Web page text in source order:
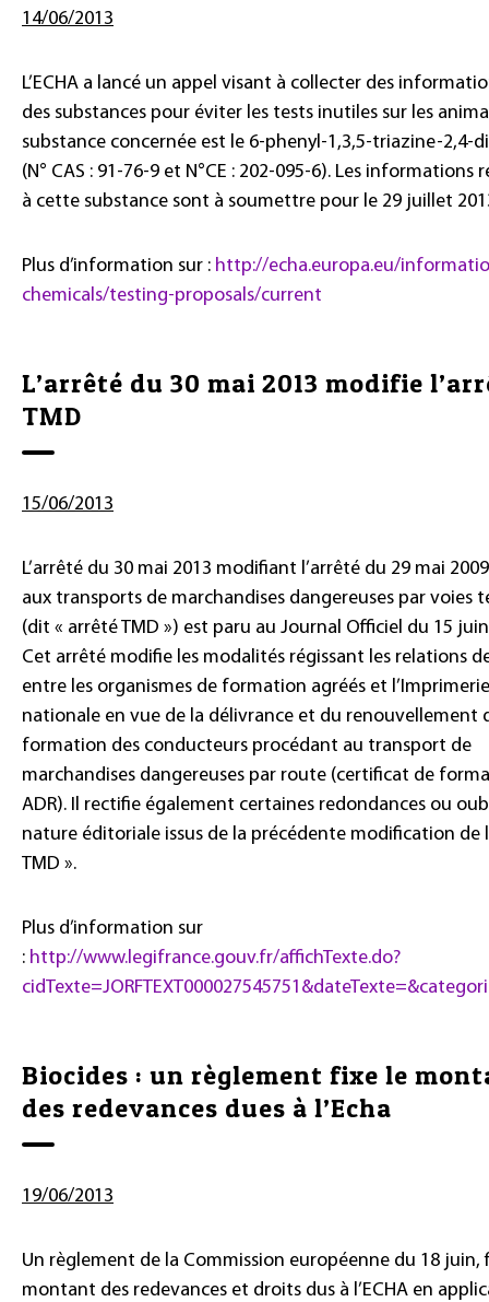
14/06/2013
L’ECHA a lancé un appel visant à collecter des
des substances pour éviter les tests inutiles sur les
substance concernée est le 6-phenyl-1,3,5-triazine-2,4-
(N° CAS : 91-76-9 et N°CE : 202-095-6). Les informations
à cette substance sont à soumettre pour le 29 juillet
Plus d’information sur : http://echa.europa.eu/
chemicals/testing-proposals/current
L’arrêté du 30 mai 2013 modifie
TMD
15/06/2013
L’arrêté du 30 mai 2013 modifiant l’arrêté du 29 mai
aux transports de marchandises dangereuses par voies
(dit « arrêté TMD ») est paru au Journal Officiel du 15
Cet arrêté modifie les modalités régissant les relations
entre les organismes de formation agréés et l’Imprimerie
nationale en vue de la délivrance et du renouvellement
formation des conducteurs procédant au transport de
marchandises dangereuses par route (certificat de
ADR). Il rectifie également certaines redondances ou
nature éditoriale issus de la précédente modification de
TMD ».
Plus d’information sur
: http://www.legifrance.gouv.fr/affichTexte.do?
Biocides : un règlement fixe le
des redevances dues à l’Echa
19/06/2013
Un règlement de la Commission européenne du 18 juin,
montant des redevances et droits dus à l’ECHA en